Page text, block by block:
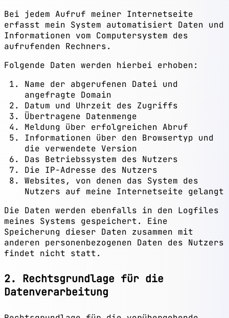
Bei jedem Aufruf meiner Internetseite
erfasst mein System automatisiert Daten und
Informationen vom Computersystem des
aufrufenden Rechners.
Folgende Daten werden hierbei erhoben:
Name der abgerufenen Datei und
angefragte Domain
Datum und Uhrzeit des Zugriffs
Übertragene Datenmenge
Meldung über erfolgreichen Abruf
Informationen über den Browsertyp und
die verwendete Version
Das Betriebssystem des Nutzers
Die IP-Adresse des Nutzers
Websites, von denen das System des
Nutzers auf meine Internetseite gelangt
Die Daten werden ebenfalls in den Logfiles
meines Systems gespeichert. Eine
Speicherung dieser Daten zusammen mit
anderen personenbezogenen Daten des Nutzers
findet nicht statt.
2. Rechtsgrundlage für die
Datenverarbeitung